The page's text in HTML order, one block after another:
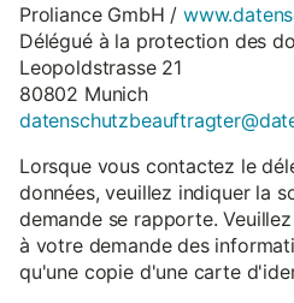
Proliance GmbH /
Délégué à la protection des
Leopoldstrasse 21
80802 Munich
Lorsque vous contactez le
données, veuillez indiquer la
demande se rapporte.
à votre demande des
qu'une copie d'une carte